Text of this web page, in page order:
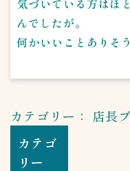
気づいている方はほ
んでしたが。
何かいいことありそ
カテゴリー：
店長
カテゴ
リー